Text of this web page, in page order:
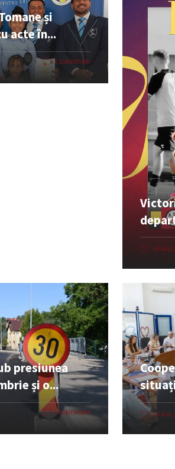
și
acte în...
0 COMENTARII
05
presiunea
și o...
0 COMENTARII 05 AUG.